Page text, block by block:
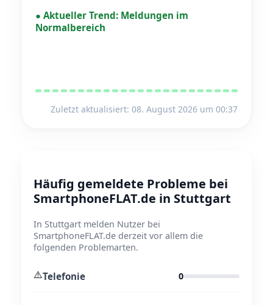
● Aktueller Trend: Meldungen im
Normalbereich
Zuletzt aktualisiert: 08. August 2026 um 00:37
Häufig gemeldete Probleme bei
SmartphoneFLAT.de in Stuttgart
In Stuttgart melden Nutzer bei
SmartphoneFLAT.de derzeit vor allem die
folgenden Problemarten.
⚠️Telefonie 0